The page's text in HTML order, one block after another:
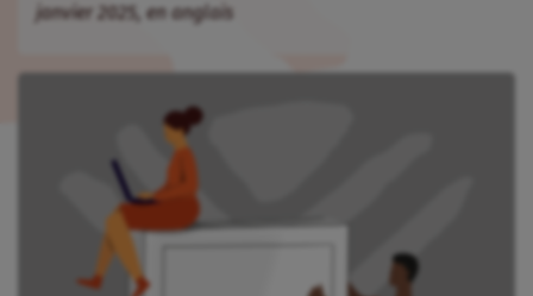
janvier 2025, en anglais